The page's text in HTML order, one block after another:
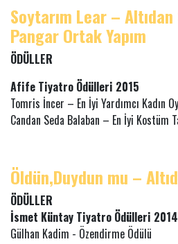
Soytarım Lear –
Pangar Ortak Yapım
ÖDÜLLER
Afife Tiyatro Ödülleri 2015
Tomris İncer – En İyi Yardımcı Kadın
Candan Seda Balaban – En İyi Kostüm
Öldün,Duydun mu –
ÖDÜLLER
İsmet Küntay Tiyatro Ödülleri 2014
Gülhan Kadim - Özendirme Ödülü